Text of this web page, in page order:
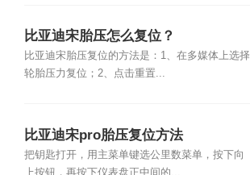
比亚迪宋胎压怎么复位？
比亚迪宋胎压复位的方法是：1、在多媒体上选择
轮胎压力复位；2、点击重置...
比亚迪宋pro胎压复位方法
把钥匙打开，用主菜单键选公里数菜单，按下向
上按钮，再按下仪表盘正中间的...